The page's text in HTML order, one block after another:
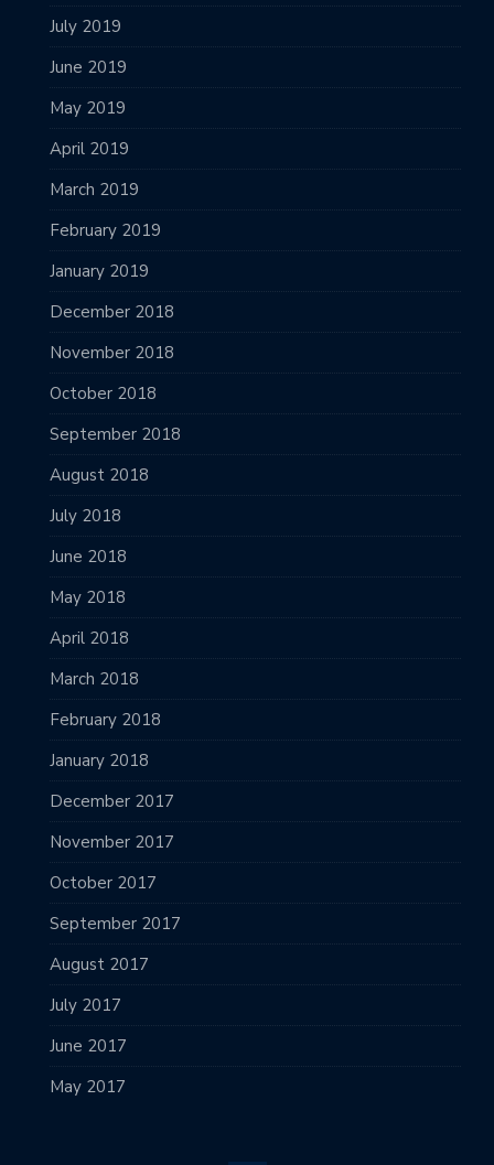
July 2019
June 2019
May 2019
April 2019
March 2019
February 2019
January 2019
December 2018
November 2018
October 2018
September 2018
August 2018
July 2018
June 2018
May 2018
April 2018
March 2018
February 2018
January 2018
December 2017
November 2017
October 2017
September 2017
August 2017
July 2017
June 2017
May 2017